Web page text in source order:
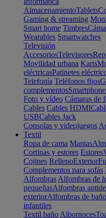
AlmacenamientoTablets
Gaming & streaming
Smart home Timbres
Wearables Smartwatches
Televisión
AccesoriosTelevisores
Movilidad urbana Karts
eléctricasPatinetes
Telefonía Teléfonos fijos
complementos
Foto y vídeo Cámaras de
Cables Cables HDMI
USBCables Jack
Consolas y videojuegos
Textil
Ropa de cama Mantas
Cortinas y estores Estores
Cojines RellenoExterior
Complementos para sofás
Alfombras Alfombras de
pequeñasAlfombras
exteriorAlfombras de baño
infantiles
Textil baño Albornoces